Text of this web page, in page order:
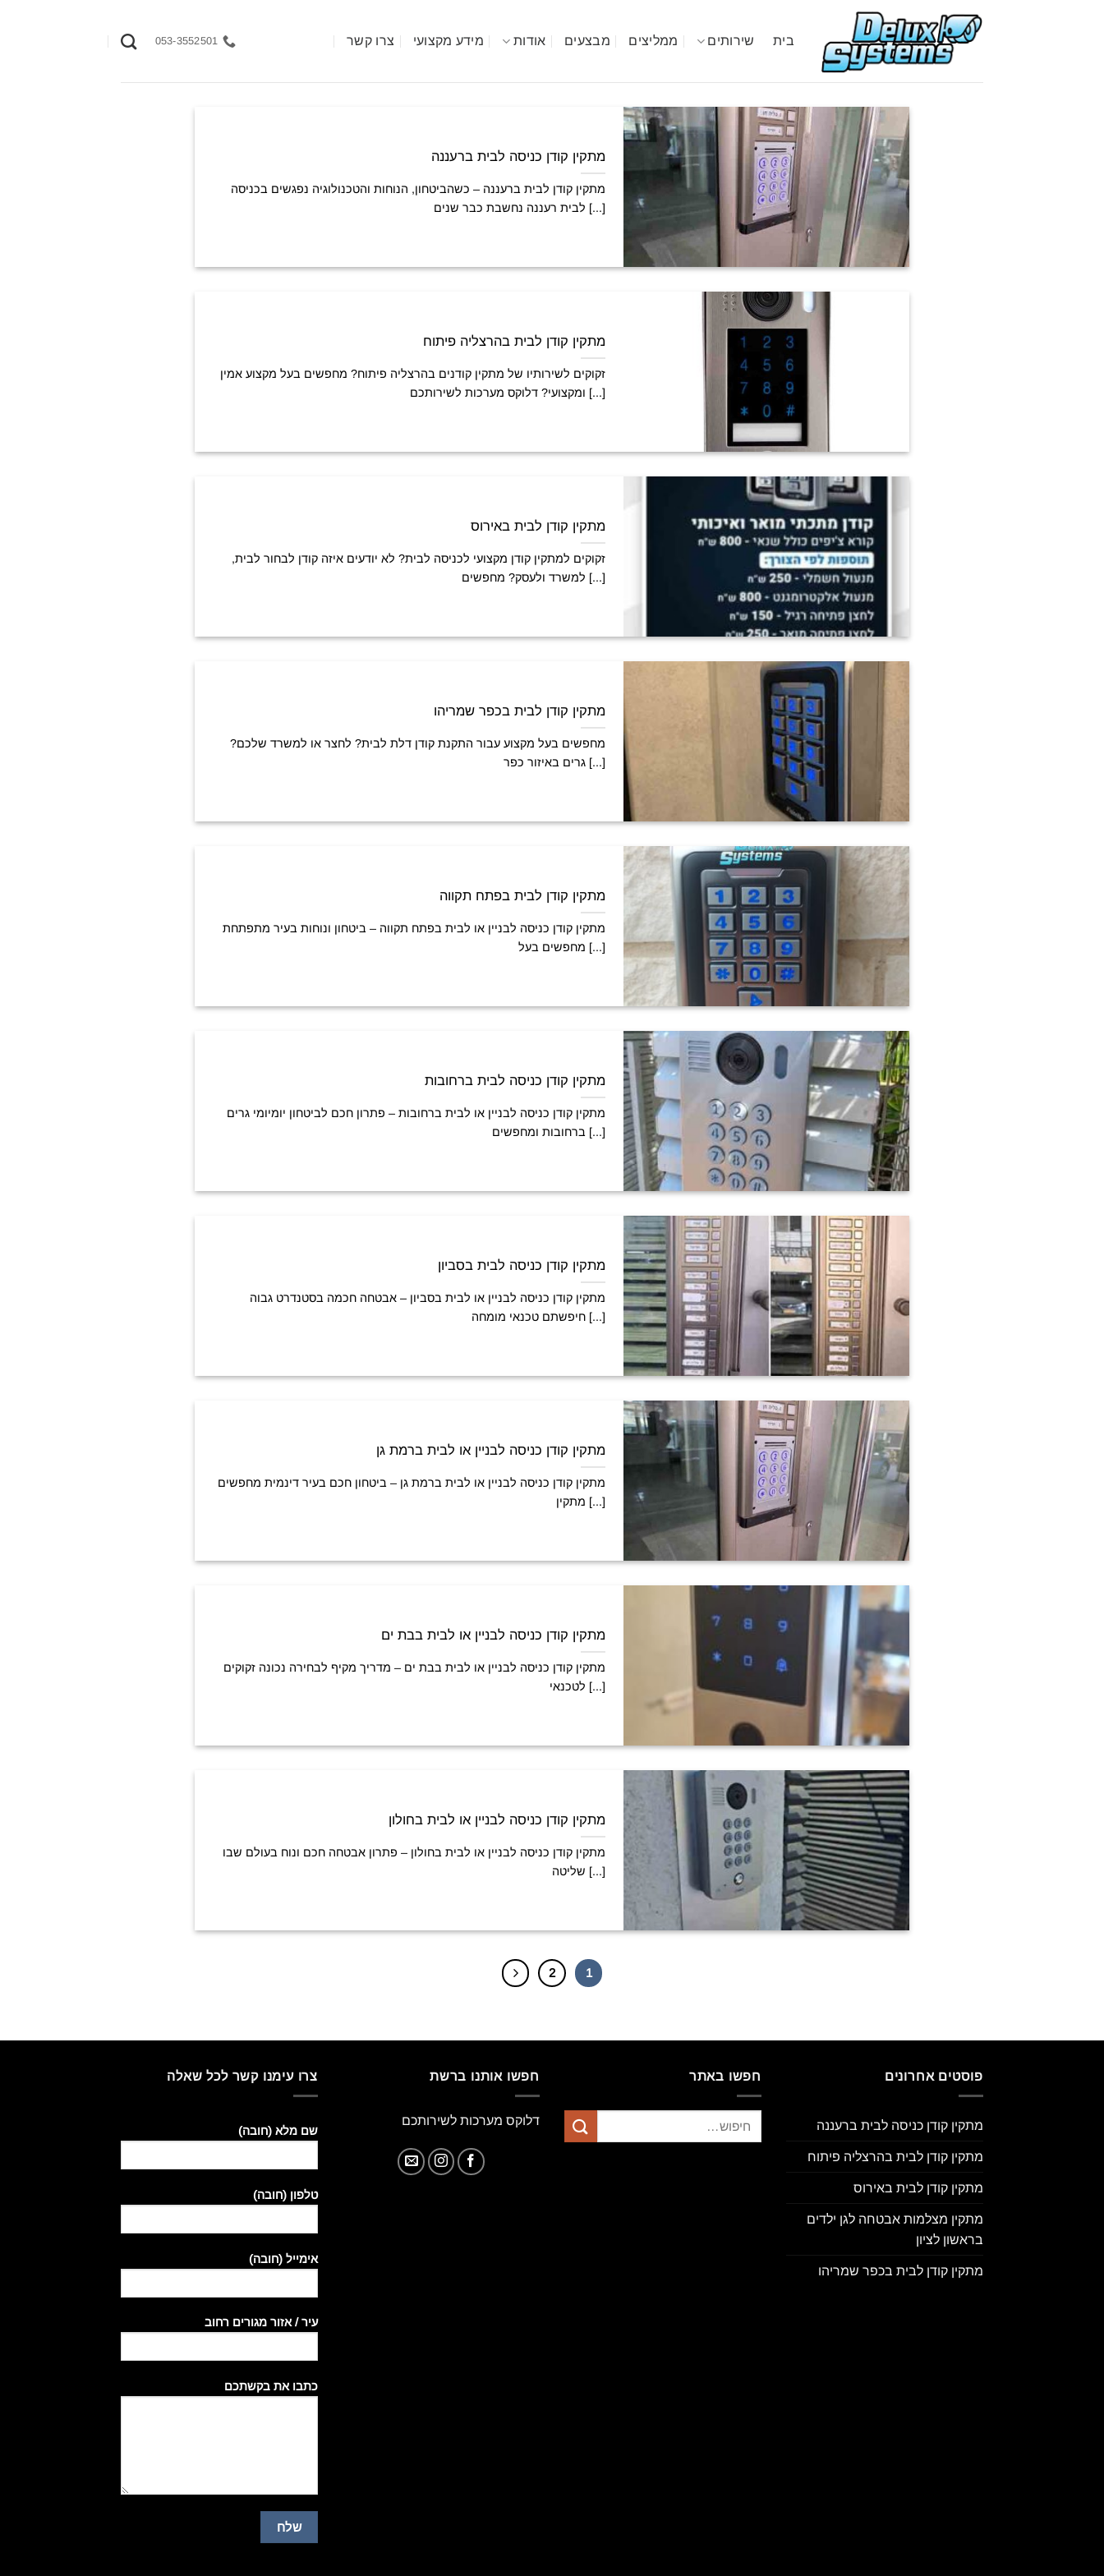
בית שירותים ממליצים מבצעים אודות מידע מקצועי צרו קשר 053-3552501
מתקין קודן כניסה לבית ברעננה
מתקין קודן לבית ברעננה – כשהביטחון, הנוחות והטכנולוגיה נפגשים בכניסה
לבית רעננה נחשבת כבר שנים [...]
מתקין קודן לבית בהרצליה פיתוח
זקוקים לשירותיו של מתקין קודנים בהרצליה פיתוח? מחפשים בעל מקצוע אמין
ומקצועי? דלוקס מערכות לשירותכם [...]
מתקין קודן לבית באירוס
זקוקים למתקין קודן מקצועי לכניסה לבית? לא יודעים איזה קודן לבחור לבית,
למשרד ולעסק? מחפשים [...]
מתקין קודן לבית בכפר שמריהו
מחפשים בעל מקצוע עבור התקנת קודן דלת לבית? לחצר או למשרד שלכם?
גרים באיזור כפר [...]
מתקין קודן לבית בפתח תקווה
מתקין קודן כניסה לבניין או לבית בפתח תקווה – ביטחון ונוחות בעיר מתפתחת
מחפשים בעל [...]
מתקין קודן כניסה לבית ברחובות
מתקין קודן כניסה לבניין או לבית ברחובות – פתרון חכם לביטחון יומיומי גרים
ברחובות ומחפשים [...]
מתקין קודן כניסה לבית בסביון
מתקין קודן כניסה לבניין או לבית בסביון – אבטחה חכמה בסטנדרט גבוה
חיפשתם טכנאי מומחה [...]
מתקין קודן כניסה לבניין או לבית ברמת גן
מתקין קודן כניסה לבניין או לבית ברמת גן – ביטחון חכם בעיר דינמית מחפשים
מתקין [...]
מתקין קודן כניסה לבניין או לבית בבת ים
מתקין קודן כניסה לבניין או לבית בבת ים – מדריך מקיף לבחירה נכונה זקוקים
לטכנאי [...]
מתקין קודן כניסה לבניין או לבית בחולון
מתקין קודן כניסה לבניין או לבית בחולון – פתרון אבטחה חכם ונוח בעולם שבו
שליטה [...]
1
2
פוסטים אחרונים
מתקין קודן כניסה לבית ברעננה
מתקין קודן לבית בהרצליה פיתוח
מתקין קודן לבית באירוס
מתקין מצלמות אבטחה לגן ילדים
בראשון לציון
מתקין קודן לבית בכפר שמריהו
חפשו באתר חפשו אותנו ברשת
דלוקס מערכות לשירותכם
צרו עימנו קשר לכל שאלה
שם מלא (חובה)
טלפון (חובה)
אימייל (חובה)
עיר / אזור מגורים רחוב
כתבו את בקשתכם